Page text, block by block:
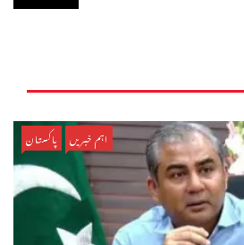
اہم خبریں پاکستان